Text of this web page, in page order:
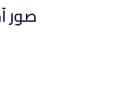
صور